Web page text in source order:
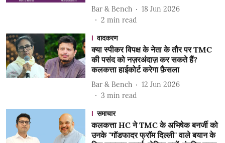
Bar & Bench
18 Jun 2026
2 min read
वादकरण
क्या स्पीकर विपक्ष के नेता के तौर पर TMC
की पसंद को नज़रअंदाज़ कर सकते हैं?
कलकत्ता हाईकोर्ट करेगा फ़ैसला
Bar & Bench
12 Jun 2026
3 min read
समाचार
कलकत्ता HC ने TMC के अभिषेक बनर्जी को
उनके "गॉडफादर फ्रॉम दिल्ली" वाले बयान के